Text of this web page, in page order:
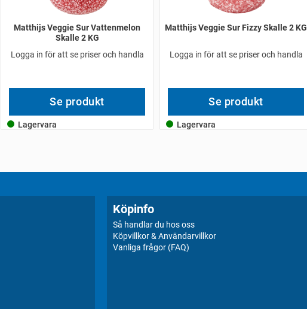
Matthijs Veggie Sur Vattenmelon
Skalle 2 KG
Logga in för att se priser och handla
Se produkt
Lagervara
Matthijs Veggie Sur Fizzy Skalle 2 KG
Logga in för att se priser och handla
Se produkt
Lagervara
Köpinfo
Så handlar du hos oss
Köpvillkor & Användarvillkor
Vanliga frågor (FAQ)